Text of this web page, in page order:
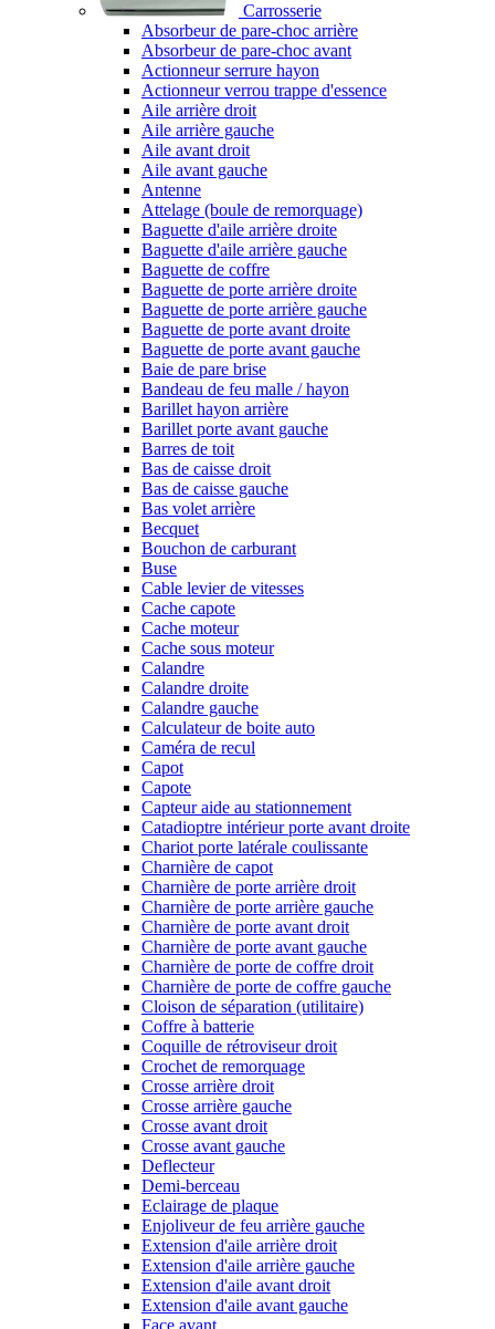
Carrosserie
Absorbeur de pare-choc arrière
Absorbeur de pare-choc avant
Actionneur serrure hayon
Actionneur verrou trappe d'essence
Aile arrière droit
Aile arrière gauche
Aile avant droit
Aile avant gauche
Antenne
Attelage (boule de remorquage)
Baguette d'aile arrière droite
Baguette d'aile arrière gauche
Baguette de coffre
Baguette de porte arrière droite
Baguette de porte arrière gauche
Baguette de porte avant droite
Baguette de porte avant gauche
Baie de pare brise
Bandeau de feu malle / hayon
Barillet hayon arrière
Barillet porte avant gauche
Barres de toit
Bas de caisse droit
Bas de caisse gauche
Bas volet arrière
Becquet
Bouchon de carburant
Buse
Cable levier de vitesses
Cache capote
Cache moteur
Cache sous moteur
Calandre
Calandre droite
Calandre gauche
Calculateur de boite auto
Caméra de recul
Capot
Capote
Capteur aide au stationnement
Catadioptre intérieur porte avant droite
Chariot porte latérale coulissante
Charnière de capot
Charnière de porte arrière droit
Charnière de porte arrière gauche
Charnière de porte avant droit
Charnière de porte avant gauche
Charnière de porte de coffre droit
Charnière de porte de coffre gauche
Cloison de séparation (utilitaire)
Coffre à batterie
Coquille de rétroviseur droit
Crochet de remorquage
Crosse arrière droit
Crosse arrière gauche
Crosse avant droit
Crosse avant gauche
Deflecteur
Demi-berceau
Eclairage de plaque
Enjoliveur de feu arrière gauche
Extension d'aile arrière droit
Extension d'aile arrière gauche
Extension d'aile avant droit
Extension d'aile avant gauche
Face avant